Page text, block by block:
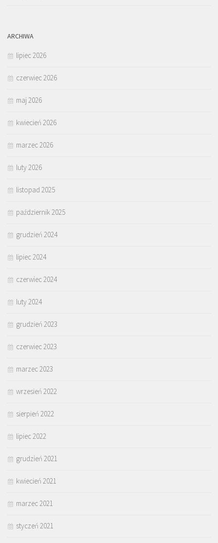
ARCHIWA
lipiec 2026
czerwiec 2026
maj 2026
kwiecień 2026
marzec 2026
luty 2026
listopad 2025
październik 2025
grudzień 2024
lipiec 2024
czerwiec 2024
luty 2024
grudzień 2023
czerwiec 2023
marzec 2023
wrzesień 2022
sierpień 2022
lipiec 2022
grudzień 2021
kwiecień 2021
marzec 2021
styczeń 2021